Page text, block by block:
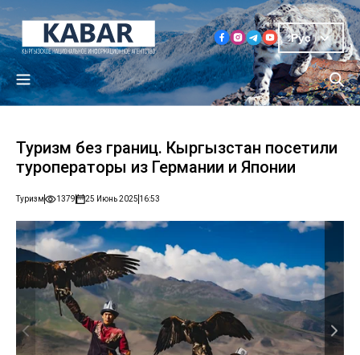
Рус
Туризм без границ. Кыргызстан посетили
туроператоры из Германии и Японии
Туризм 1379 25 Июнь 2025 16:53